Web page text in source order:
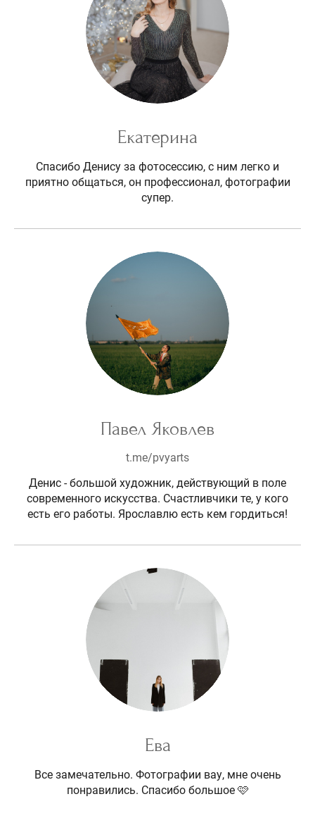
Екатерина
Спасибо Денису за фотосессию, с ним легко и
приятно общаться, он профессионал, фотографии
супер.
Павел Яковлев
t.me/pvyarts
Денис - большой художник, действующий в поле
современного искусства. Счастливчики те, у кого
есть его работы. Ярославлю есть кем гордиться!
Ева
Все замечательно. Фотографии вау, мне очень
понравились. Спасибо большое 🩷